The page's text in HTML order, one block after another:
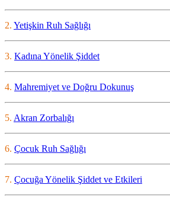
2. Yetişkin Ruh Sağlığı
3. Kadına Yönelik Şiddet
4. Mahremiyet ve Doğru Dokunuş
5. Akran Zorbalığı
6. Çocuk Ruh Sağlığı
7. Çocuğa Yönelik Şiddet ve Etkileri